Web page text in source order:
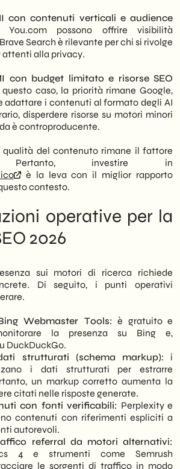
con contenuti verticali e audience
possono offrire visibilità
Search è rilevante per chi si rivolge
alla privacy.
con budget limitato e risorse SEO
questo caso, la priorità rimane Google,
adattare i contenuti al formato degli AI
disperdere risorse su motori minori
è controproducente.
qualità del contenuto rimane il fattore
Pertanto, investire in
è la leva con il miglior rapporto
contesto.
operative per la
2026
sui motori di ricerca richiede
Di seguito, i punti operativi
Webmaster Tools: è gratuito e
la presenza su Bing e,
DuckDuckGo.
strutturati (schema markup): i
i dati strutturati per estrarre
un markup corretto aumenta la
citati nelle risposte generate.
con fonti verificabili: Perplexity e
contenuti con riferimenti espliciti a
autorevoli.
referral da motori alternativi:
4 e strumenti come Semrush
le sorgenti di traffico in modo